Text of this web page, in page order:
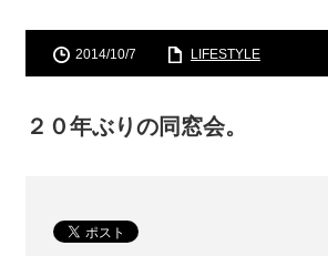
2014/10/7 LIFESTYLE
２０年ぶりの同窓会。